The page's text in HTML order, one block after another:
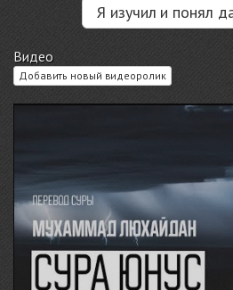
Я изучил и понял
Видео
Добавить новый видеоролик